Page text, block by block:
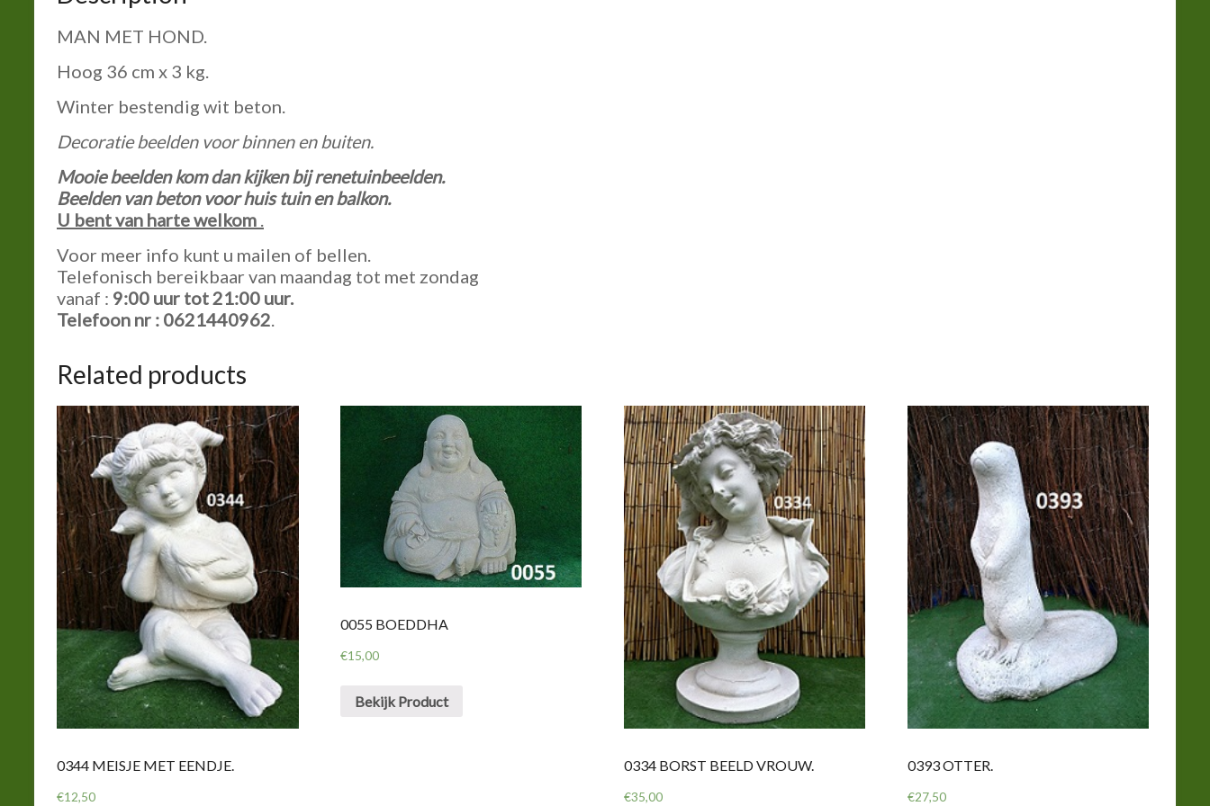
MAN MET HOND.
Hoog 36 cm x 3 kg.
Winter bestendig wit beton.
Decoratie beelden voor binnen en buiten.
Mooie beelden kom dan kijken bij renetuinbeelden.
Beelden van beton voor huis tuin en balkon.
U bent van harte welkom .
Voor meer info kunt u mailen of bellen.
Telefonisch bereikbaar van maandag tot met zondag
vanaf : 9:00 uur tot21:00 uur.
Telefoon nr : 0621440962.
Related products
0344 MEISJE MET EENDJE.
€12,50
0055 BOEDDHA
€15,00
Bekijk Product
0334 BORST BEELD VROUW.
€35,00
0393 OTTER.
€27,50